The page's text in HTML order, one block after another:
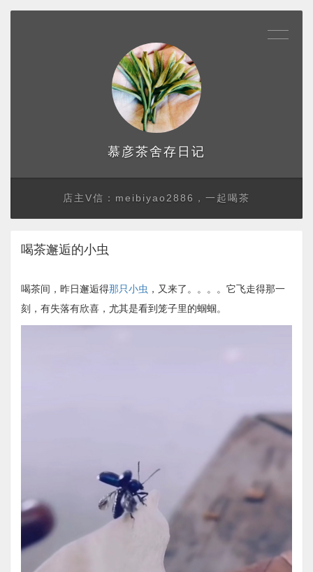
慕彦茶舍存日记
店主V信：meibiyao2886，一起喝茶
喝茶邂逅的小虫
喝茶间，昨日邂逅得那只小虫 ，又来了。。。。它飞走得那一
刻，有失落有欣喜，尤其是看到笼子里的蝈蝈。